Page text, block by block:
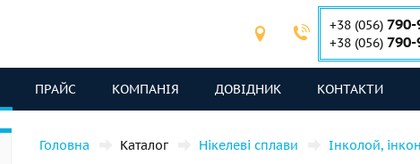
+38 (056) 790-
+38 (056) 790-
ПРАЙС КОМПАНІЯ ДОВІДНИК КОНТАКТИ
Головна Каталог Нікелеві сплави Інколой,